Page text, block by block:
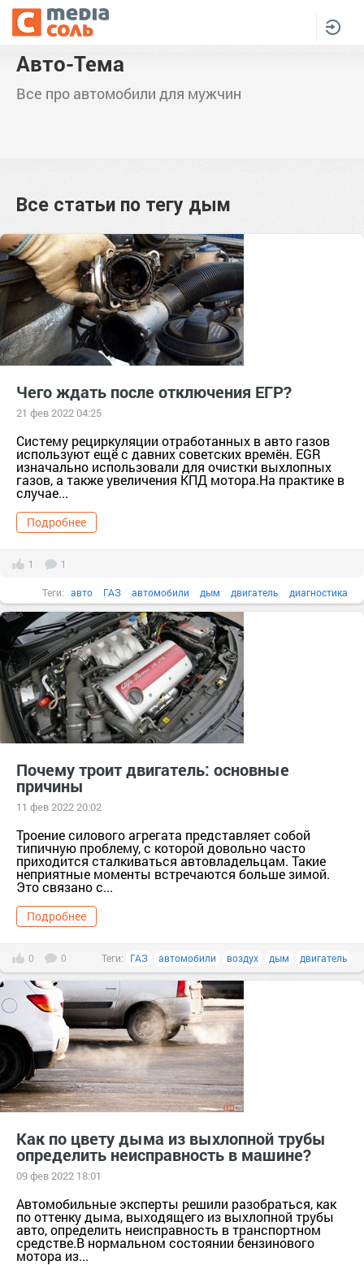
Авто-Тема
Все про автомобили для мужчин
Все статьи по тегу дым
Чего ждать после отключения ЕГР?
21 фев 2022 04:25
Систему рециркуляции отработанных в авто газов
используют ещё с давних советских времён. EGR
изначально использовали для очистки выхлопных
газов, а также увеличения КПД мотора.На практике в
случае...
Подробнее
1 1
Теги: авто ГАЗ автомобили дым двигатель диагностика
Почему троит двигатель: основные
причины
11 фев 2022 20:02
Троение силового агрегата представляет собой
типичную проблему, с которой довольно часто
приходится сталкиваться автовладельцам. Такие
неприятные моменты встречаются больше зимой.
Это связано с...
Подробнее
0 0 Теги: ГАЗ автомобили воздух дым двигатель
Как по цвету дыма из выхлопной трубы
определить неисправность в машине?
09 фев 2022 18:01
Автомобильные эксперты решили разобраться, как
по оттенку дыма, выходящего из выхлопной трубы
авто, определить неисправность в транспортном
средстве.В нормальном состоянии бензинового
мотора из...